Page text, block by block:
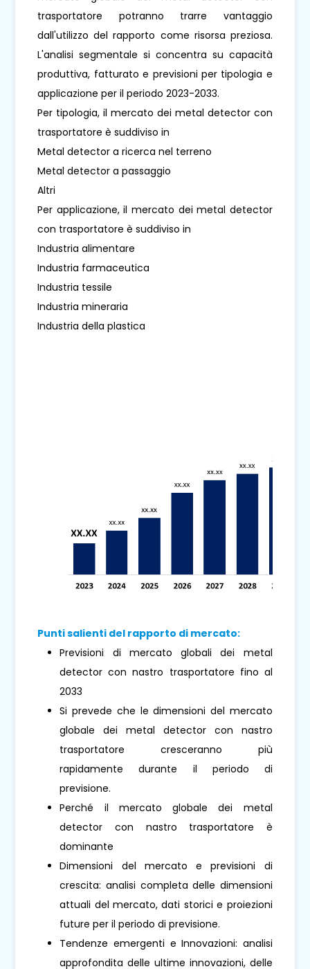
trasportatore potranno trarre vantaggio
dall'utilizzo del rapporto come risorsa preziosa.
L'analisi segmentale si concentra su capacità
produttiva, fatturato e previsioni per tipologia e
applicazione per il periodo 2023-2033.
Per tipologia, il mercato dei metal detector con
trasportatore è suddiviso in
Metal detector a ricerca nel terreno
Metal detector a passaggio
Altri
Per applicazione, il mercato dei metal detector
con trasportatore è suddiviso in
Industria alimentare
Industria farmaceutica
Industria tessile
Industria mineraria
Industria della plastica
Punti salienti del rapporto di mercato:
Previsioni di mercato globali dei metal
detector con nastro trasportatore fino al
2033
Si prevede che le dimensioni del mercato
globale dei metal detector con nastro
trasportatore cresceranno più
rapidamente durante il periodo di
previsione.
Perché il mercato globale dei metal
detector con nastro trasportatore è
dominante
Dimensioni del mercato e previsioni di
crescita: analisi completa delle dimensioni
attuali del mercato, dati storici e proiezioni
future per il periodo di previsione.
Tendenze emergenti e Innovazioni: analisi
approfondita delle ultime innovazioni, delle